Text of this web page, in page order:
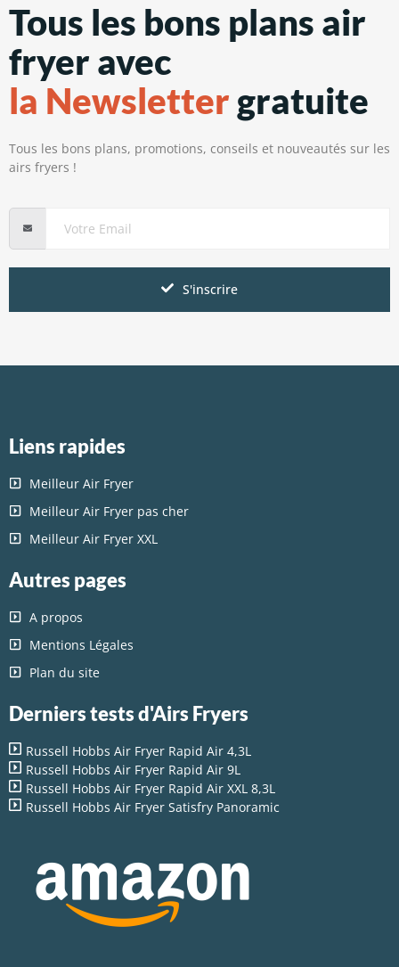
Tous les bons plans air
fryer avec
la Newsletter gratuite
Tous les bons plans, promotions, conseils et nouveautés sur les
airs fryers !
S'inscrire
Liens rapides
Meilleur Air Fryer
Meilleur Air Fryer pas cher
Meilleur Air Fryer XXL
Autres pages
A propos
Mentions Légales
Plan du site
Derniers tests d'Airs Fryers
Russell Hobbs Air Fryer Rapid Air 4,3L
Russell Hobbs Air Fryer Rapid Air 9L
Russell Hobbs Air Fryer Rapid Air XXL 8,3L
Russell Hobbs Air Fryer Satisfry Panoramic